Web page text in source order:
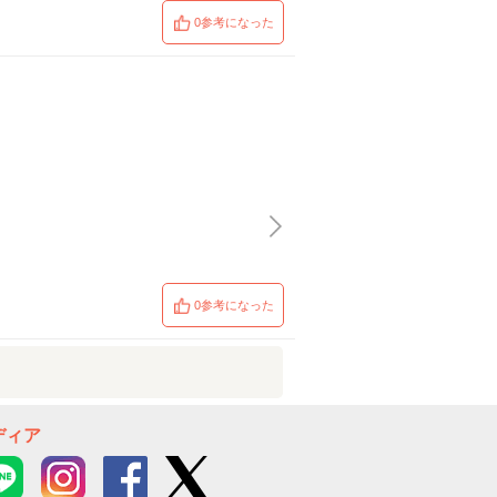
0参考になった
0参考になった
ィア